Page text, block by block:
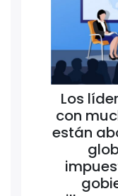
Los
con
están